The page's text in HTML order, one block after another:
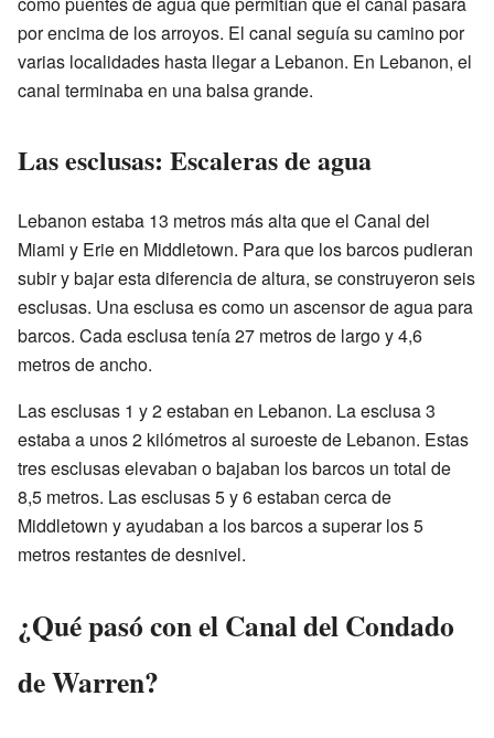
por encima de los arroyos. El canal seguía su camino por
varias localidades hasta llegar a Lebanon. En Lebanon, el
canal terminaba en una balsa grande.
Las esclusas: Escaleras de agua
Lebanon estaba 13 metros más alta que el Canal del
Miami y Erie en Middletown. Para que los barcos pudieran
subir y bajar esta diferencia de altura, se construyeron seis
esclusas. Una esclusa es como un ascensor de agua para
barcos. Cada esclusa tenía 27 metros de largo y 4,6
metros de ancho.
Las esclusas 1 y 2 estaban en Lebanon. La esclusa 3
estaba a unos 2 kilómetros al suroeste de Lebanon. Estas
tres esclusas elevaban o bajaban los barcos un total de
8,5 metros. Las esclusas 5 y 6 estaban cerca de
Middletown y ayudaban a los barcos a superar los 5
metros restantes de desnivel.
¿Qué pasó con el Canal del Condado
de Warren?